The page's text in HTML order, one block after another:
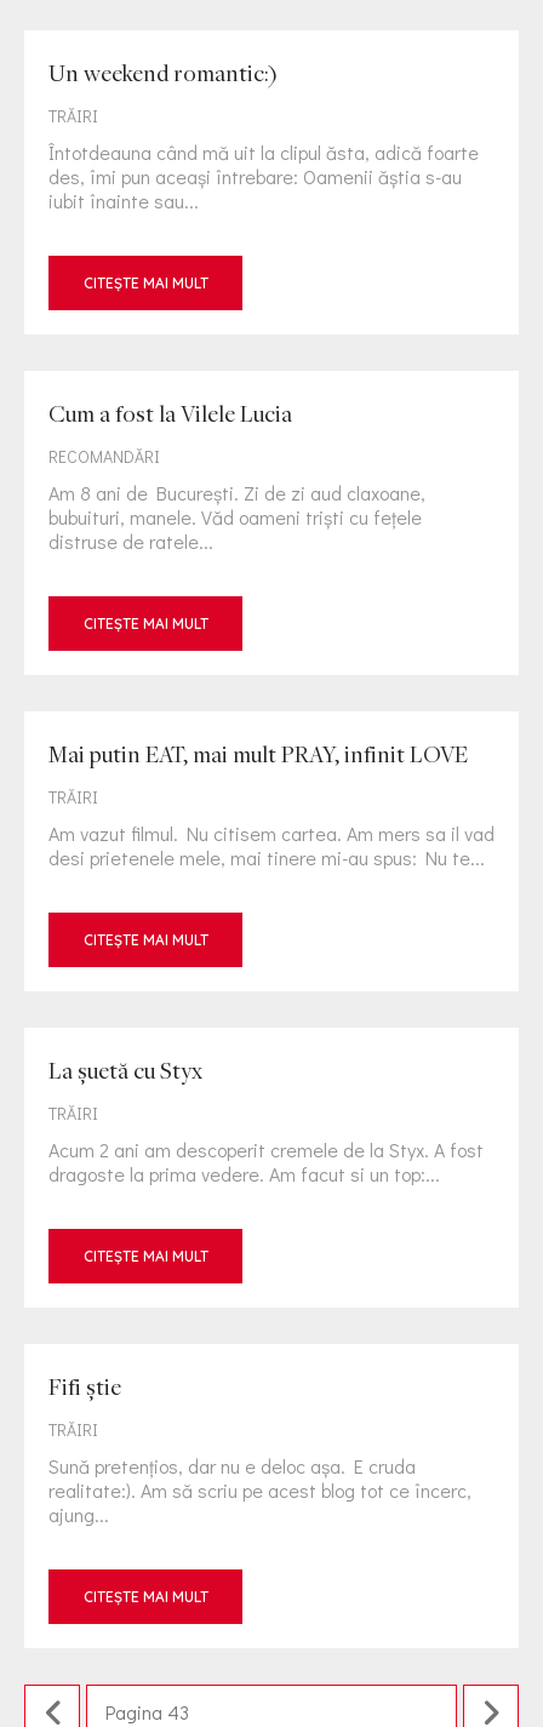
Un weekend romantic:)
TRĂIRI
Întotdeauna când mă uit la clipul ăsta, adică foarte
des, îmi pun aceaşi întrebare: Oamenii ăştia s-au
iubit înainte sau...
CITEȘTE MAI MULT
Cum a fost la Vilele Lucia
RECOMANDĂRI
Am 8 ani de Bucureşti. Zi de zi aud claxoane,
bubuituri, manele. Văd oameni trişti cu feţele
distruse de ratele...
CITEȘTE MAI MULT
Mai putin EAT, mai mult PRAY, infinit LOVE
TRĂIRI
Am vazut filmul. Nu citisem cartea. Am mers sa il vad
desi prietenele mele, mai tinere mi-au spus: Nu te...
CITEȘTE MAI MULT
La şuetă cu Styx
TRĂIRI
Acum 2 ani am descoperit cremele de la Styx. A fost
dragoste la prima vedere. Am facut si un top:...
CITEȘTE MAI MULT
Fifi ştie
TRĂIRI
Sună pretenţios, dar nu e deloc aşa. E cruda
realitate:). Am să scriu pe acest blog tot ce încerc,
ajung...
CITEȘTE MAI MULT